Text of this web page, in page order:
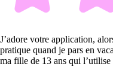
J’adore votre application,
pratique quand je pars en
ma fille de 13 ans qui l’utilise